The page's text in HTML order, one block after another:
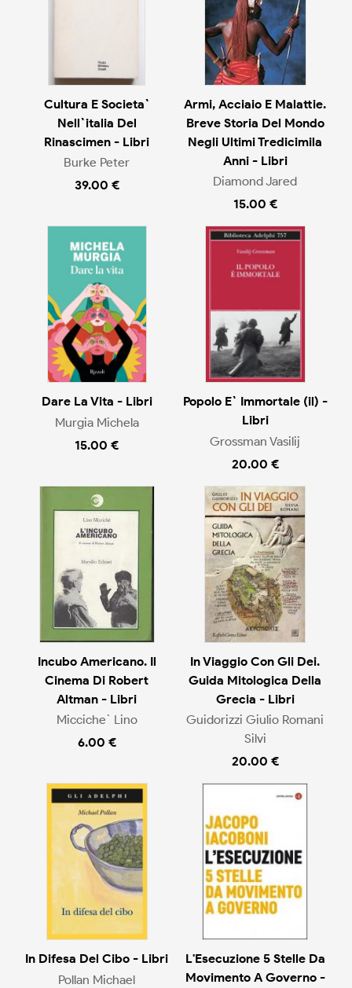
Cultura E Societa`
Nell`italia Del
Rinascimen - Libri
Burke Peter
39.00 €
Armi, Acciaio E Malattie.
Breve Storia Del Mondo
Negli Ultimi Tredicimila
Anni - Libri
Diamond Jared
15.00 €
Dare La Vita - Libri
Murgia Michela
15.00 €
Popolo E` Immortale (il) -
Libri
Grossman Vasilij
20.00 €
Incubo Americano. Il
Cinema Di Robert
Altman - Libri
Micciche` Lino
6.00 €
In Viaggio Con Gli Dei.
Guida Mitologica Della
Grecia - Libri
Guidorizzi Giulio Romani
Silvi
20.00 €
In Difesa Del Cibo - Libri
Pollan Michael
L'Esecuzione 5 Stelle Da
Movimento A Governo -